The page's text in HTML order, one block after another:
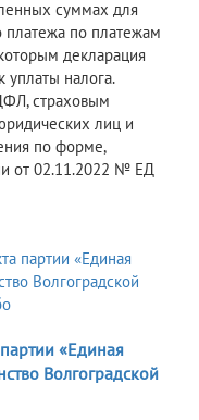
суммах для
платежа по платежам
декларация
уплаты налога.
страховым
лиц и
по форме,
от 02.11.2022 № ЕД
«Единая
Волгоградской